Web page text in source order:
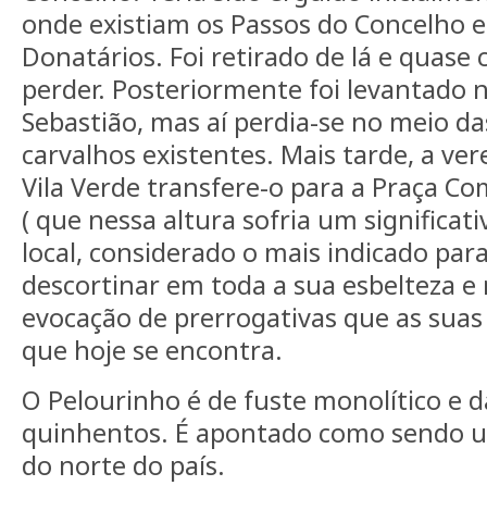
onde existiam os Passos do Concelho
Donatários. Foi retirado de lá e quase
perder. Posteriormente foi levantado
Sebastião, mas aí perdia-se no meio
carvalhos existentes. Mais tarde, a
Vila Verde transfere-o para a Praça
( que nessa altura sofria um
local, considerado o mais indicado
descortinar em toda a sua esbelteza e
evocação de prerrogativas que as
que hoje se encontra.
O Pelourinho é de fuste monolítico e
quinhentos. É apontado como sendo
do norte do país.